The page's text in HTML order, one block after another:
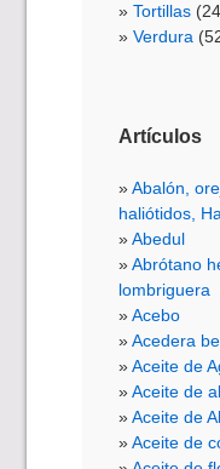
Tortillas
Verdura
Artículos
Abalón,
haliótidos,
Abedul
Abrótano
lombriguera
Acebo
Acedera
Aceite de
Aceite de
Aceite de
Aceite de